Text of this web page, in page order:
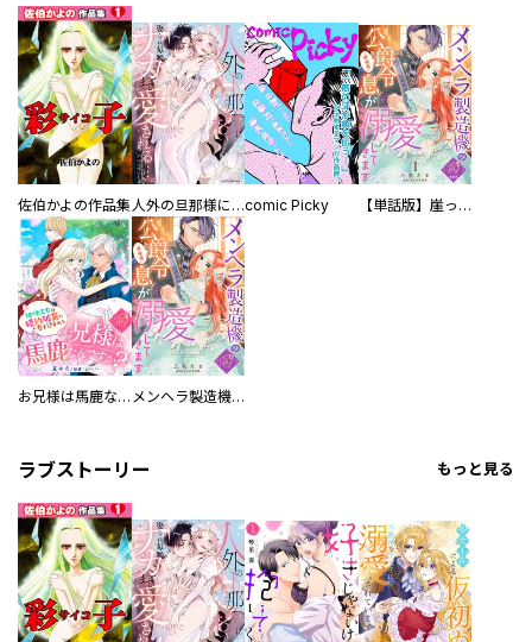
佐伯かよの作品集 人外の旦那様に娶られ毎晩ナカまで愛される…。アンソロジーcomic Picky 【単話版】崖っぷち令嬢ですが、意地と策略で幸せになります！シリーズ
お兄様は馬鹿なんですか？～地味王女は婚約破棄に巻き込まれる～ メンヘラ製造機の公爵令息（過保護）が溺愛してきます
ラブストーリー もっと見る